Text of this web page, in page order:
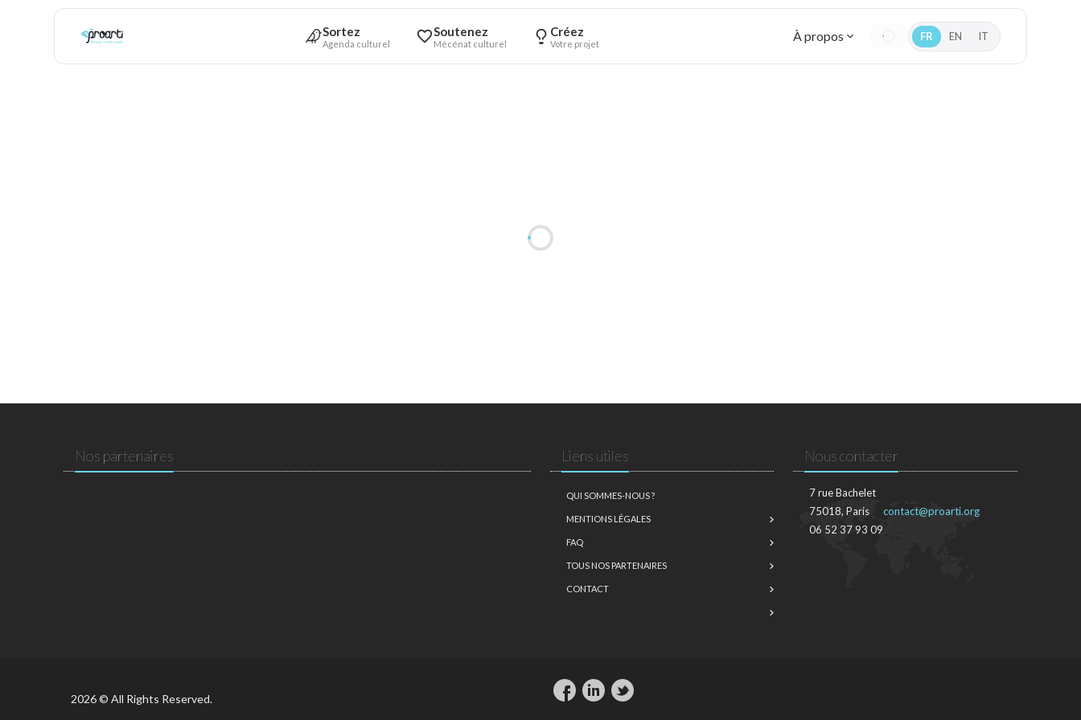
Sortez
Agenda culturel
Soutenez
Mécénat culturel
Créez
Votre projet À propos FR EN IT
Nos partenaires Liens utiles
QUI SOMMES-NOUS ?
MENTIONS LÉGALES
FAQ
TOUS NOS PARTENAIRES
CONTACT
Nous contacter
7 rue Bachelet
75018, Paris
06 52 37 93 09
contact@proarti.org
2026 © All Rights Reserved.